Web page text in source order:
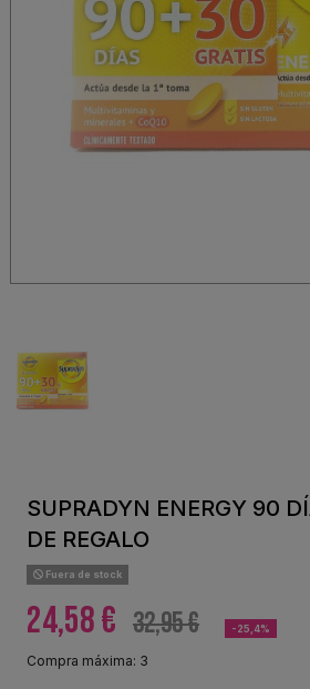
SUPRADYN ENERGY 90
DE REGALO
Fuera de stock
24,58 € 32,95 € -25,4%
Compra máxima: 3